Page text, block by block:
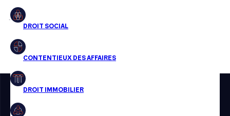
Droit social
Droit immobilier
Restructuring
jour
Aucun résultats pour cette recherche